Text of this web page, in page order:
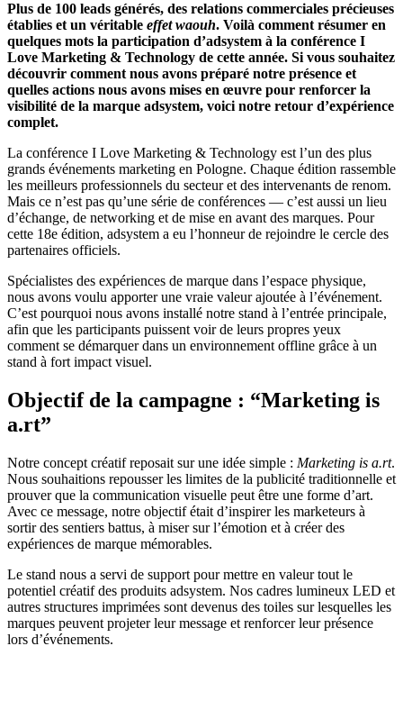
Plus de 100 leads générés, des relations commerciales précieuses
établies et un véritable effet waouh. Voilà comment résumer en
quelques mots la participation d’adsystem à la conférence I
Love Marketing & Technology de cette année. Si vous souhaitez
découvrir comment nous avons préparé notre présence et
quelles actions nous avons mises en œuvre pour renforcer la
visibilité de la marque adsystem, voici notre retour d’expérience
complet.
La conférence I Love Marketing & Technology est l’un des plus
grands événements marketing en Pologne. Chaque édition rassemble
les meilleurs professionnels du secteur et des intervenants de renom.
Mais ce n’est pas qu’une série de conférences — c’est aussi un lieu
d’échange, de networking et de mise en avant des marques. Pour
cette 18e édition, adsystem a eu l’honneur de rejoindre le cercle des
partenaires officiels.
Spécialistes des expériences de marque dans l’espace physique,
nous avons voulu apporter une vraie valeur ajoutée à l’événement.
C’est pourquoi nous avons installé notre stand à l’entrée principale,
afin que les participants puissent voir de leurs propres yeux
comment se démarquer dans un environnement offline grâce à un
stand à fort impact visuel.
Objectif de la campagne : “Marketing is
a.rt”
Notre concept créatif reposait sur une idée simple : Marketing is a.rt.
Nous souhaitions repousser les limites de la publicité traditionnelle et
prouver que la communication visuelle peut être une forme d’art.
Avec ce message, notre objectif était d’inspirer les marketeurs à
sortir des sentiers battus, à miser sur l’émotion et à créer des
expériences de marque mémorables.
Le stand nous a servi de support pour mettre en valeur tout le
potentiel créatif des produits adsystem. Nos cadres lumineux LED et
autres structures imprimées sont devenus des toiles sur lesquelles les
marques peuvent projeter leur message et renforcer leur présence
lors d’événements.